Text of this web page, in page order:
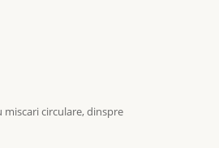
miscari circulare, dinspre